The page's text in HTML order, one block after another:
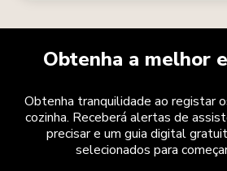
Obtenha a melhor
Obtenha tranquilidade ao registar
cozinha. Receberá alertas de
precisar e um guia digital
selecionados para